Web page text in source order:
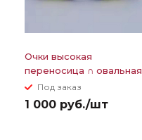
Очки высокая
переносица ∩ овальная
цветная линза черная
оправа прямая дужка
Под заказ
1 000 руб./шт